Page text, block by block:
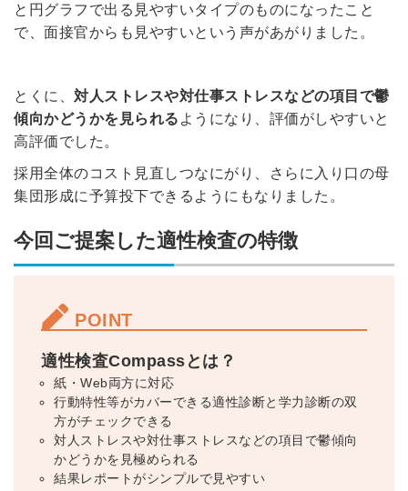
と円グラフで出る見やすいタイプのものになったこと
で、面接官からも見やすいという声があがりました。
とくに、 対人ストレスや対仕事ストレスなどの項目で鬱
傾向かどうかを見られる ようになり、評価がしやすいと
高評価でした。
採用全体のコスト見直しつなにがり、さらに 入り口の母
集団形成に予算投下できるようにもなりました。
今回ご提案した適性検査の特徴
POINT
適性検査Compassとは？
紙・Web両方に対応
行動特性等がカバーできる適性診断と学力診断の双
方がチェックできる
対人ストレスや対仕事ストレスなどの項目で鬱傾向
かどうかを見極められる
結果レポートがシンプルで見やすい
をご利用する
要です。
簡単10秒！無料会員登録
採用課題の解決、新しい採用の
ビュー記事が読める